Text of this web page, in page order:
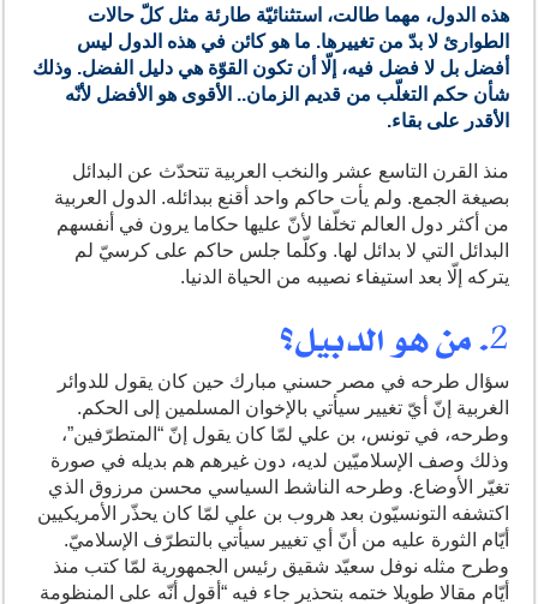
هذه الدول، مهما طالت، استثنائيّة طارئة مثل كلّ حالات
الطوارئ لا بدّ من تغييرها. ما هو كائن في هذه الدول ليس
أفضل بل لا فضل فيه، إلّا أن تكون القوّة هي دليل الفضل. وذلك
شأن حكم التغلّب من قديم الزمان.. الأقوى هو الأفضل لأنّه
الأقدر على بقاء.
منذ القرن التاسع عشر والنخب العربية تتحدّث عن البدائل
بصيغة الجمع. ولم يأت حاكم واحد أقنع ببدائله. الدول العربية
من أكثر دول العالم تخلّفا لأنّ عليها حكاما يرون في أنفسهم
البدائل التي لا بدائل لها. وكلّما جلس حاكم على كرسيّ لم
يتركه إلّا بعد استيفاء نصيبه من الحياة الدنيا.
2. من هو الدبيل؟
سؤال طرحه في مصر حسني مبارك حين كان يقول للدوائر
الغربية إنّ أيّ تغيير سيأتي بالإخوان المسلمين إلى الحكم.
وطرحه، في تونس، بن علي لمّا كان يقول إنّ “المتطرّفين”،
وذلك وصف الإسلاميّين لديه، دون غيرهم هم بديله في صورة
تغيّر الأوضاع. وطرحه الناشط السياسي محسن مرزوق الذي
اكتشفه التونسيّون بعد هروب بن علي لمّا كان يحذّر الأمريكيين
أيّام الثورة عليه من أنّ أي تغيير سيأتي بالتطرّف الإسلاميّ.
وطرح مثله نوفل سعيّد شقيق رئيس الجمهورية لمّا كتب منذ
أيّام مقالا طويلا ختمه بتحذير جاء فيه “أقول أنّه على المنظومة